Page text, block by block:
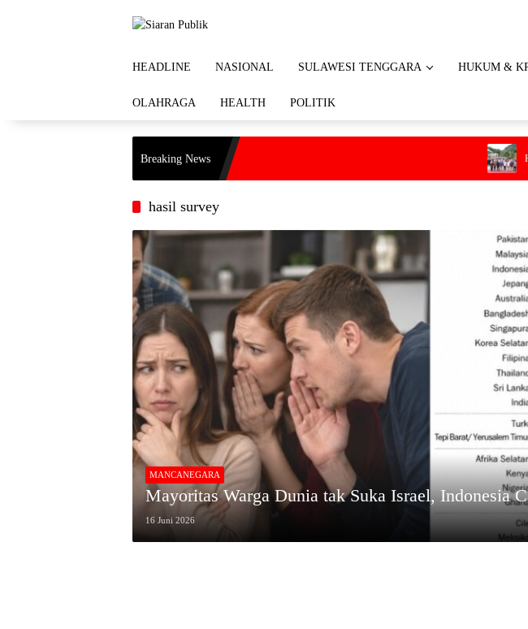
HEADLINE NASIONAL SULAWESI TENGGARA HUKUM &
OLAHRAGA HEALTH POLITIK
Breaking News Harapan Itu
hasil survey
MANCANEGARA
Mayoritas Warga Dunia tak Suka Israel, Indonesia
16 Juni 2026